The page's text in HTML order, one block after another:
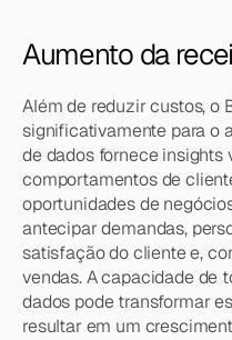
Aumento da
Além de reduzir custos, o
significativamente para o
de dados fornece insights
comportamentos de
oportunidades de
antecipar demandas,
satisfação do cliente e,
vendas. A capacidade de
dados pode transformar
resultar em um